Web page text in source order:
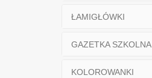
ŁAMIGŁÓWKI
GAZETKA SZKOLNA
KOLOROWANKI